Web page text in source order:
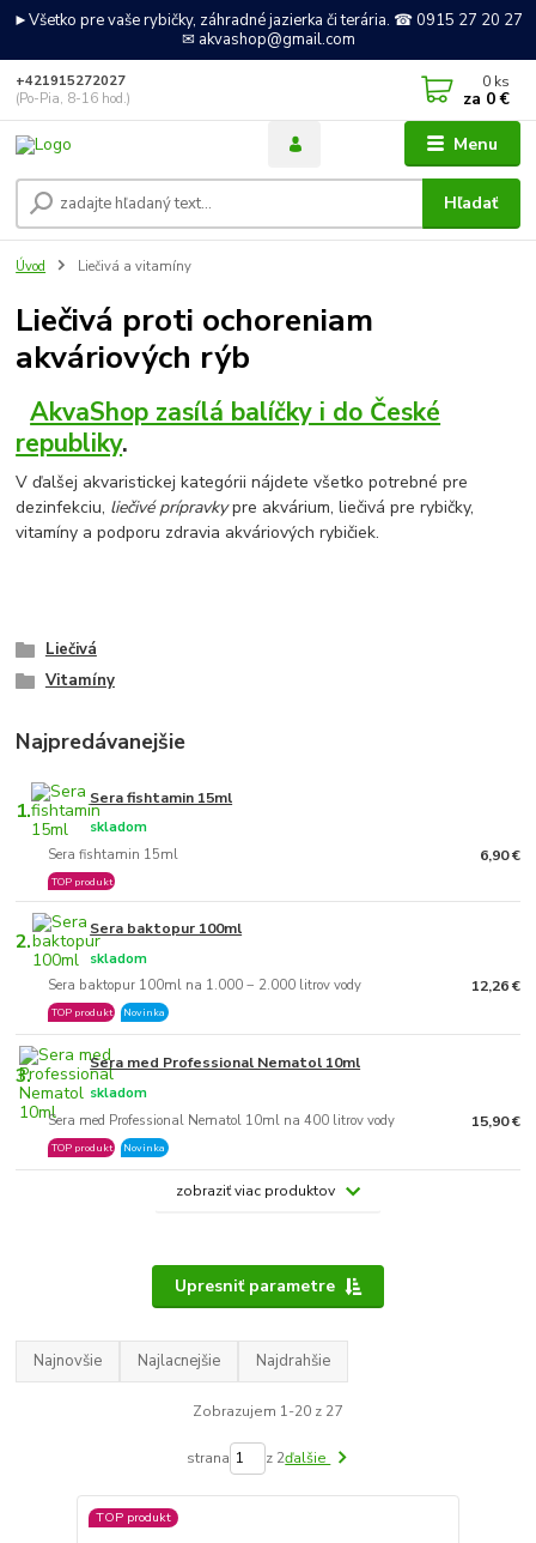
►Všetko pre vaše rybičky, záhradné jazierka či terária. ☎ 0915 27 20 27
✉ akvashop@gmail.com
Menu
Hľadať
+421915272027
(Po-Pia, 8-16 hod.)
0 ks
za 0 €
Úvod Liečivá a vitamíny
Liečivá proti ochoreniam
akváriových rýb
AkvaShop zasílá balíčky i do České
republiky.
V ďalšej akvaristickej kategórii nájdete všetko potrebné pre
dezinfekciu, liečivé prípravkypre akvárium, liečivá pre rybičky,
vitamíny a podporu zdravia akváriových rybičiek.
Liečivá
Vitamíny
Najpredávanejšie
1. Sera fishtamin 15ml
Sera fishtamin 15ml
skladom
TOP produkt
6,90 €
2. Sera baktopur 100ml
Sera baktopur 100ml na 1.000 − 2.000 litrov vody
skladom
TOP produkt Novinka
12,26 €
3. Sera med Professional Nematol 10ml
Sera med Professional Nematol 10ml na 400 litrov vody
skladom
TOP produkt Novinka
15,90 €
zobraziť viac produktov
Upresniť parametre
Najnovšie Najlacnejšie Najdrahšie
Zobrazujem 1-20 z 27
strana z 2ďalšie
TOP produkt